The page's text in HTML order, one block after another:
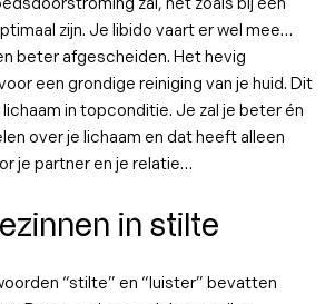
zijn. Je libido vaart er wel mee…
beter afgescheiden. Het hevig
een grondige reiniging van je huid. Dit
in topconditie. Je zal je beter én
over je lichaam en dat heeft alleen
je partner en je relatie…
in stilte
“stilte” en “luister” bevatten